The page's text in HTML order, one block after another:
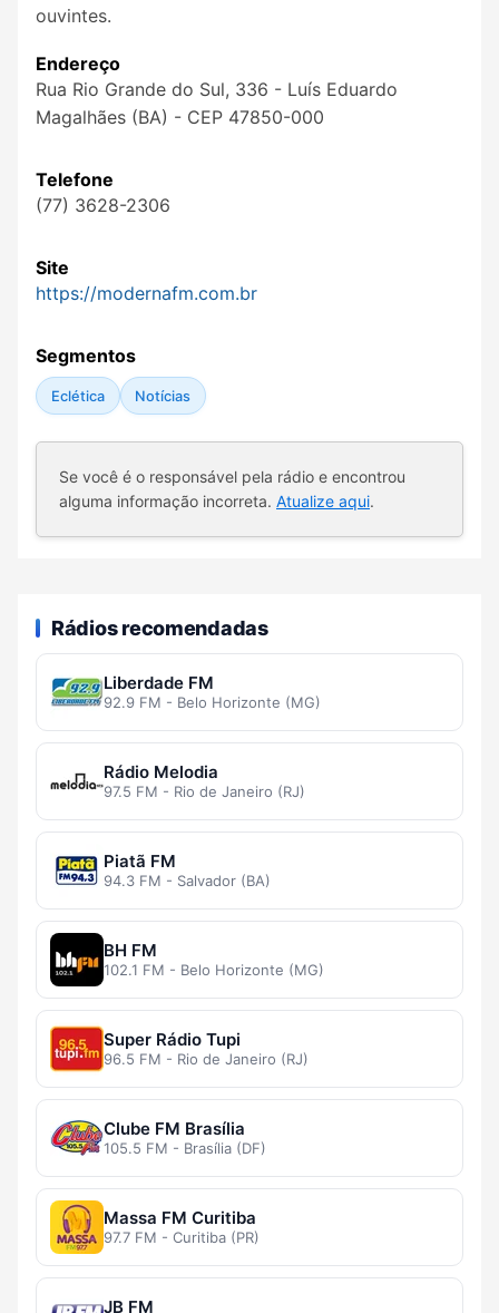
ouvintes.
Endereço
Rua Rio Grande do Sul, 336 - Luís Eduardo
Magalhães (BA) - CEP 47850-000
Telefone
(77) 3628-2306
Site
https://modernafm.com.br
Segmentos
Eclética Notícias
Se você é o responsável pela rádio e encontrou
alguma informação incorreta. Atualize aqui.
Rádios recomendadas
Liberdade FM
92.9 FM - Belo Horizonte (MG)
Rádio Melodia
97.5 FM - Rio de Janeiro (RJ)
Piatã FM
94.3 FM - Salvador (BA)
BH FM
102.1 FM - Belo Horizonte (MG)
Super Rádio Tupi
96.5 FM - Rio de Janeiro (RJ)
Clube FM Brasília
105.5 FM - Brasília (DF)
Massa FM Curitiba
97.7 FM - Curitiba (PR)
JB FM